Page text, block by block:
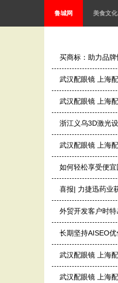
鲁城网 美食文化
买商标：助力品牌
武汉配眼镜 上海
武汉配眼镜 上海
浙江义乌3D激光
武汉配眼镜 上海
如何轻松享受便
喜报| 力捷迅药业
外贸开发客户时
长期坚持AISEO
武汉配眼镜 上海
武汉配眼镜 上海